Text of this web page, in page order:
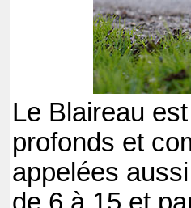
Le Blaireau
profonds et
appelées